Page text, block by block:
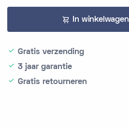
In winkelwagen
Gratis verzending
3 jaar garantie
Gratis retourneren